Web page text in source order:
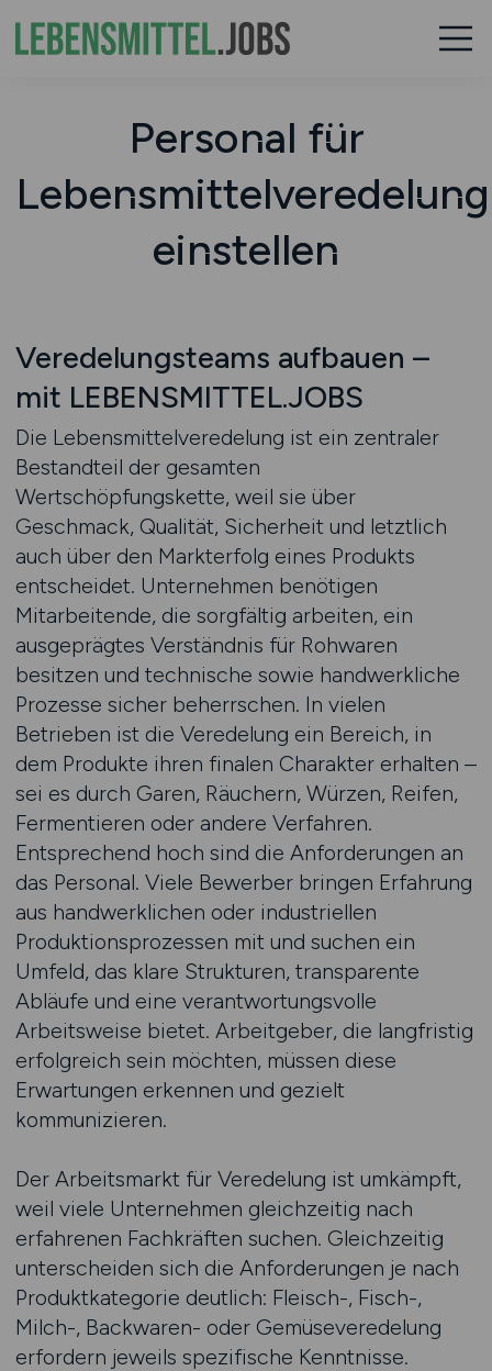
Personal für
Lebensmittelveredelung
einstellen
Veredelungsteams aufbauen –
mit LEBENSMITTEL.JOBS
Die Lebensmittelveredelung ist ein zentraler
Bestandteil der gesamten
Wertschöpfungskette, weil sie über
Geschmack, Qualität, Sicherheit und letztlich
auch über den Markterfolg eines Produkts
entscheidet. Unternehmen benötigen
Mitarbeitende, die sorgfältig arbeiten, ein
ausgeprägtes Verständnis für Rohwaren
besitzen und technische sowie handwerkliche
Prozesse sicher beherrschen. In vielen
Betrieben ist die Veredelung ein Bereich, in
dem Produkte ihren finalen Charakter erhalten –
sei es durch Garen, Räuchern, Würzen, Reifen,
Fermentieren oder andere Verfahren.
Entsprechend hoch sind die Anforderungen an
das Personal. Viele Bewerber bringen Erfahrung
aus handwerklichen oder industriellen
Produktionsprozessen mit und suchen ein
Umfeld, das klare Strukturen, transparente
Abläufe und eine verantwortungsvolle
Arbeitsweise bietet. Arbeitgeber, die langfristig
erfolgreich sein möchten, müssen diese
Erwartungen erkennen und gezielt
kommunizieren.
Der Arbeitsmarkt für Veredelung ist umkämpft,
weil viele Unternehmen gleichzeitig nach
erfahrenen Fachkräften suchen. Gleichzeitig
unterscheiden sich die Anforderungen je nach
Produktkategorie deutlich: Fleisch-, Fisch-,
Milch-, Backwaren- oder Gemüseveredelung
erfordern jeweils spezifische Kenntnisse.